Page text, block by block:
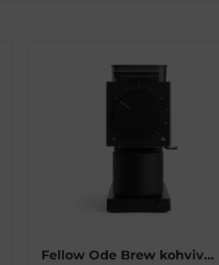
Fellow Ode Brew kohviveski